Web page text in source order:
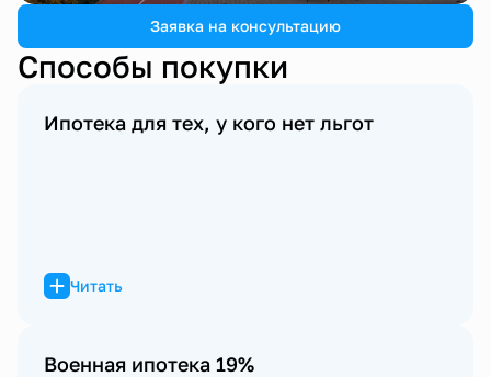
Заявка на консультацию
Способы покупки
Ипотека для тех, у кого нет льгот
Читать
Военная ипотека 19%